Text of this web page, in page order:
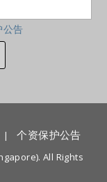
公告
| 个资保护公告
All Rights